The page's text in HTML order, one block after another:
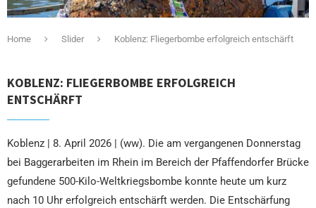
Home Slider Koblenz: Fliegerbombe erfolgreich entschärft
KOBLENZ: FLIEGERBOMBE ERFOLGREICH
ENTSCHÄRFT
Koblenz | 8. April 2026 | (ww). Die am vergangenen Donnerstag
bei Baggerarbeiten im Rhein im Bereich der Pfaffendorfer Brücke
gefundene 500-Kilo-Weltkriegsbombe konnte heute um kurz
nach 10 Uhr erfolgreich entschärft werden. Die Entschärfung